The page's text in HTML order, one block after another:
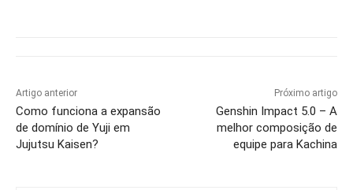
Artigo anterior
Como funciona a expansão
de domínio de Yuji em
Jujutsu Kaisen?
Próximo artigo
Genshin Impact 5.0 – A
melhor composição de
equipe para Kachina